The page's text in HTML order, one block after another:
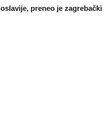
preneo je zagrebački